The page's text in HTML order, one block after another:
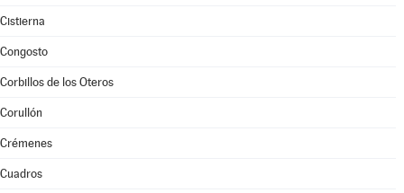
Cistierna
Congosto
Corbillos de los Oteros
Corullón
Crémenes
Cuadros